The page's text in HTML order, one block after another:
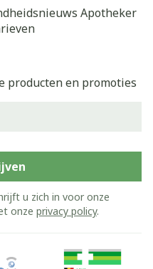
Apotheker
producten en promoties
u zich in voor onze
onze privacy policy.